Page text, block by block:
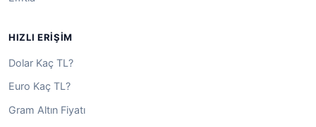
HIZLI ERIŞIM
Dolar Kaç TL?
Euro Kaç TL?
Gram Altın Fiyatı